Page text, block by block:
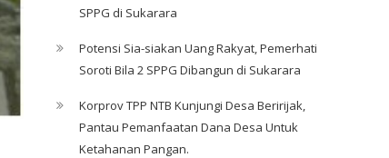
SPPG di Sukarara
Potensi Sia-siakan Uang Rakyat, Pemerhati
Soroti Bila 2 SPPG Dibangun di Sukarara
Korprov TPP NTB Kunjungi Desa Beririjak,
Pantau Pemanfaatan Dana Desa Untuk
Ketahanan Pangan.